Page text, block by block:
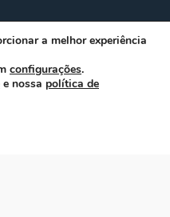
a melhor experiência
configurações.
e nossa política de